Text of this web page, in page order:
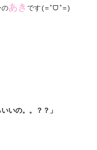
のあき です(=˚ᗜ˚=)
いの。。？？」